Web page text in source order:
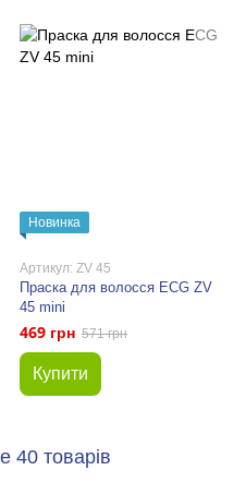
Новинка
Артикул: ZV 45
Праска для волосся ECG ZV
45 mini
469 грн 571 грн
Купити
40 товарів